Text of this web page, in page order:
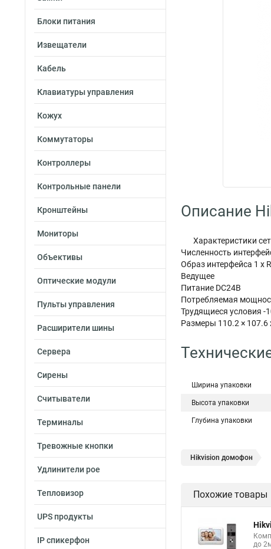
Блоки питания
Извещатели
Кабель
Клавиатуры управления
Кожух
Коммутаторы
Контроллеры
Контрольные панели
Кронштейны
Мониторы
Объективы
Оптические модули
Пульты управления
Расширители шины
Сервера
Сирены
Считыватели
Терминалы
Тревожные кнопки
Удлинители poe
Тепловизор
UPS продукты
IP спикерфон
Описание
Характеристики
Численность
Образ интерфейса 1 х
Ведущее
Питание DC24В
Потребляемая
Трудящиеся условия -
Размеры 110.2 × 107.6
Ширина упаковки
Высота упаковки
Глубина упаковки
Hikvision домофон
Похожие товары
до